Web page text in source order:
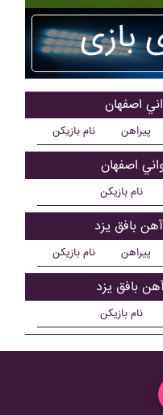
بازی
اصفهان
نام بازیکن پیراهن
اصفهان
نام بازیکن
بافق يزد
نام بازیکن پیراهن
بافق يزد
نام بازیکن